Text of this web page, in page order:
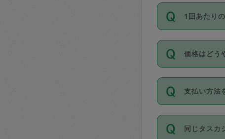
1回あたり
依頼1回に
い。機能を
が必要です
価格はどう
11種類の価
タスカジさ
除々に設定
支払い方法
お支払方法
Club）の
同じタスカ